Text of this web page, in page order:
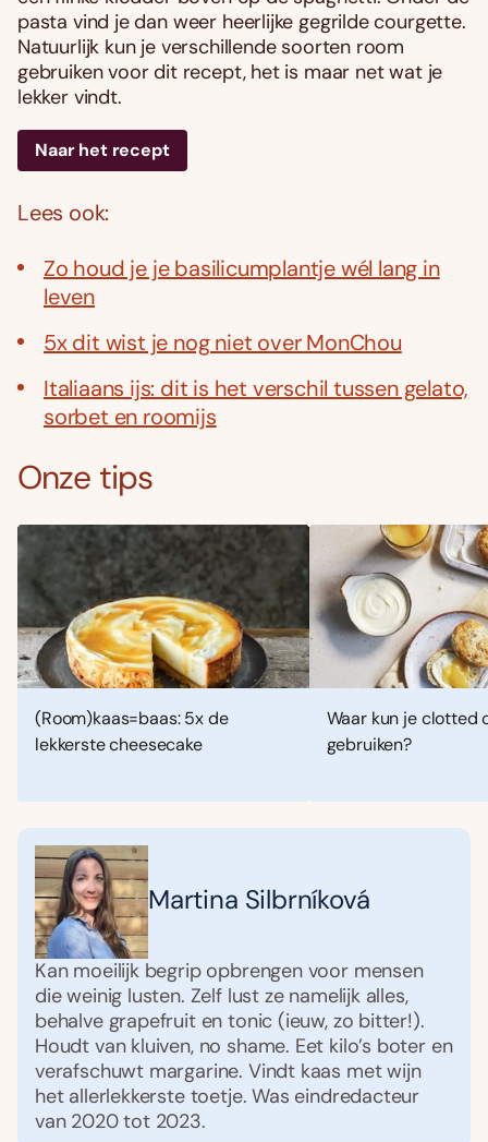
pasta vind je dan weer heerlijke gegrilde courgette.
Natuurlijk kun je verschillende soorten room
gebruiken voor dit recept, het is maar net wat je
lekker vindt.
Naar het recept
Lees ook:
Zo houd je je basilicumplantje wél lang in
leven
5x dit wist je nog niet over MonChou
Italiaans ijs: dit is het verschil tussen gelato,
sorbet en roomijs
Onze tips
(Room)kaas=baas: 5x de
lekkerste cheesecake
Waar kun je clotted
gebruiken?
Martina Silbrníková
Kan moeilijk begrip opbrengen voor mensen
die weinig lusten. Zelf lust ze namelijk alles,
behalve grapefruit en tonic (ieuw, zo bitter!).
Houdt van kluiven, no shame. Eet kilo’s boter en
verafschuwt margarine. Vindt kaas met wijn
het allerlekkerste toetje. Was eindredacteur
van 2020 tot 2023.